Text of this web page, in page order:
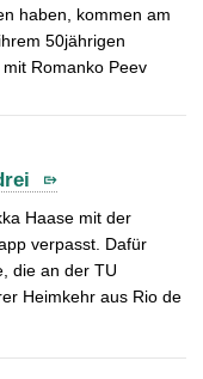
haben, kommen am
50jährigen
Romanko Peev
Haase mit der
verpasst. Dafür
die an der TU
Heimkehr aus Rio de